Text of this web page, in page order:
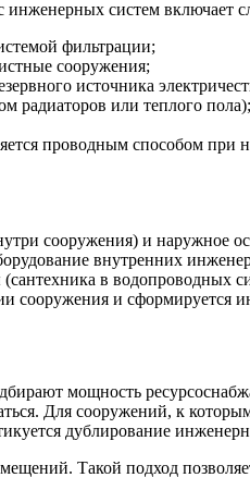
систем включает
фильтрации;
сооружения;
источника
радиаторов или теплого пола);
проводным способом при
сооружения) и
внутренних
в водопроводных
сооружения и сформируется
мощность
Для сооружений, к
дублирование
Такой подход